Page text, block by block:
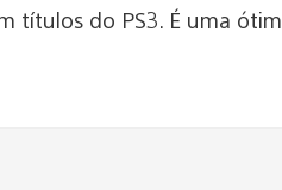
títulos do PS3. É uma